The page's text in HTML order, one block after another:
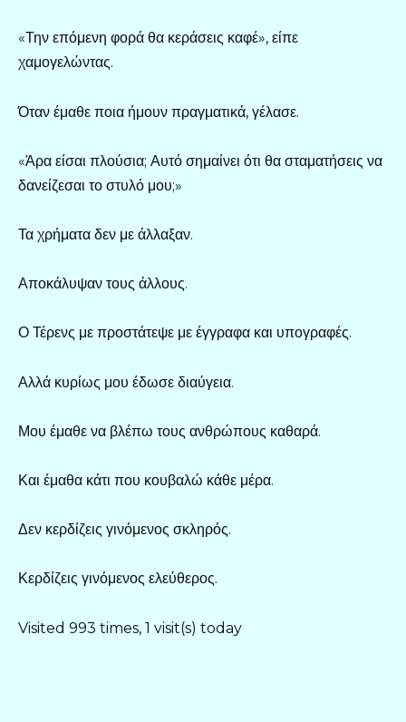
«Την επόμενη φορά θα κεράσεις καφέ», είπε
χαμογελώντας.
Όταν έμαθε ποια ήμουν πραγματικά, γέλασε.
«Άρα είσαι πλούσια; Αυτό σημαίνει ότι θα σταματήσεις να
δανείζεσαι το στυλό μου;»
Τα χρήματα δεν με άλλαξαν.
Αποκάλυψαν τους άλλους.
Ο Τέρενς με προστάτεψε με έγγραφα και υπογραφές.
Αλλά κυρίως μου έδωσε διαύγεια.
Μου έμαθε να βλέπω τους ανθρώπους καθαρά.
Και έμαθα κάτι που κουβαλώ κάθε μέρα.
Δεν κερδίζεις γινόμενος σκληρός.
Κερδίζεις γινόμενος ελεύθερος.
Visited 993 times, 1 visit(s) today